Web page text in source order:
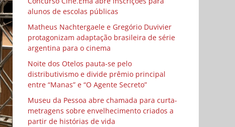
alunos de escolas públicas
Matheus Nachtergaele e Gregório Duvivier
protagonizam adaptação brasileira de série
argentina para o cinema
Noite dos Otelos pauta-se pelo
distributivismo e divide prêmio principal
entre “Manas” e “O Agente Secreto”
Museu da Pessoa abre chamada para curta-
metragens sobre envelhecimento criados a
partir de histórias de vida